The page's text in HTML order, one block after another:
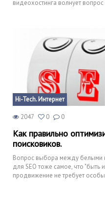
видеохостинга волнует вопрос
Hi-Tech. Интернет
2047 0 0
Как правильно
поисковиков.
Вопрос выбора между белыми
для SEO тоже самое, что "быть
продвижение не требует